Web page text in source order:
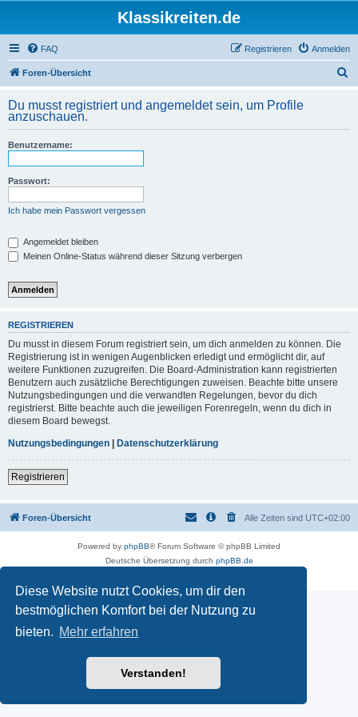
Diese Website nutzt Cookies, um dir den
bestmöglichen Komfort bei der Nutzung zu
bieten. Mehr erfahren
Verstanden!
Klassikreiten.de
FAQ Anmelden
Registrieren
Foren-Übersicht
h
Du musst registriert und angemeldet sein, um Profile
anzuschauen.
Benutzername:
Passwort:
Ich habe mein Passwort vergessen
Angemeldet bleiben
Meinen Online-Status während dieser Sitzung verbergen
REGISTRIEREN
Du musst in diesem Forum registriert sein, um dich anmelden zu können. Die
Registrierung ist in wenigen Augenblicken erledigt und ermöglicht dir, auf
weitere Funktionen zuzugreifen. Die Board-Administration kann registrierten
Benutzern auch zusätzliche Berechtigungen zuweisen. Beachte bitte unsere
Nutzungsbedingungen und die verwandten Regelungen, bevor du dich
registrierst. Bitte beachte auch die jeweiligen Forenregeln, wenn du dich in
diesem Board bewegst.
Nutzungsbedingungen | Datenschutzerklärung
Registrieren
Foren-Übersicht Alle Zeiten sind UTC+02:00
Powered by phpBB® Forum Software © phpBB Limited
Deutsche Übersetzung durch phpBB.de